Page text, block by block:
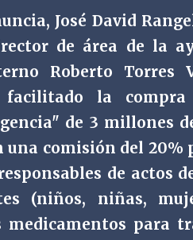
José David
de área de la
Roberto Torres
facilitado la
de 3 millones
comisión del 20%
de actos
(niños, niñas,
medicamentos para